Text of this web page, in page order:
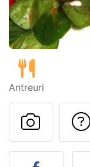
Antreuri